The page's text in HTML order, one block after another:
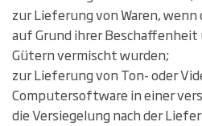
zur Lieferung von Waren,
auf Grund ihrer
Gütern vermischt wurden;
zur Lieferung von Ton- oder
Computersoftware in einer
die Versiegelung nach der